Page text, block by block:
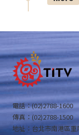
電話：(02)2788-1600
傳真：(02)2788-1500
地址：台北市南港區重